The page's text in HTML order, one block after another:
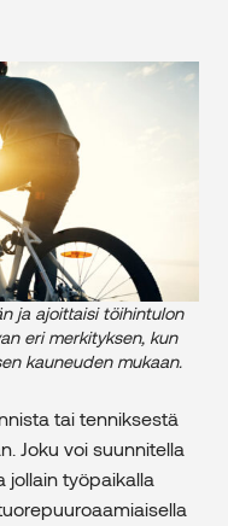
ja ajoittaisi töihintulon
eri merkityksen, kun
kauneuden mukaan.
tai tenniksestä
Joku voi suunnitella
jollain työpaikalla